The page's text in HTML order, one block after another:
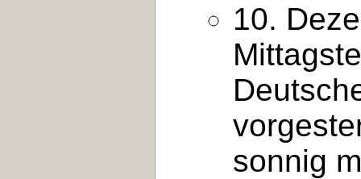
10.
sonnig